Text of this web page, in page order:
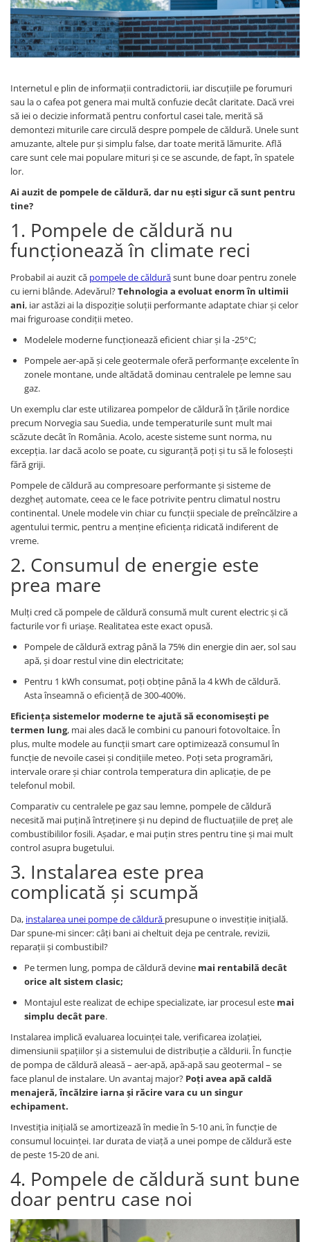
Internetul e plin de informații contradictorii, iar discuțiile pe forumuri
sau la o cafea pot genera mai multă confuzie decât claritate. Dacă vrei
să iei o decizie informată pentru confortul casei tale, merită să
demontezi miturile care circulă despre pompele de căldură. Unele sunt
amuzante, altele pur și simplu false, dar toate merită lămurite. Află
care sunt cele mai populare mituri și ce se ascunde, de fapt, în spatele
lor.
Ai auzit de pompele de căldură, dar nu ești sigur că sunt pentru
tine?
1. Pompele de căldură nu
funcționează în climate reci
Probabil ai auzit că pompele de căldurăsunt bune doar pentru zonele
cu ierni blânde. Adevărul?Tehnologia a evoluat enorm în ultimii
ani, iar astăzi ai la dispoziție soluții performante adaptate chiar și celor
mai friguroase condiții meteo.
Modelele moderne funcționează eficient chiar și la -25°C;
Pompele aer-apă și cele geotermale oferă performanțe excelente în
zonele montane, unde altădată dominau centralele pe lemne sau
gaz.
Un exemplu clar este utilizarea pompelor de căldură în țările nordice
precum Norvegia sau Suedia, unde temperaturile sunt mult mai
scăzute decât în România. Acolo, aceste sisteme sunt norma, nu
excepția. Iar dacă acolo se poate, cu siguranță poți și tu să le folosești
fără griji.
Pompele de căldură au compresoare performante și sisteme de
dezgheț automate, ceea ce le face potrivite pentru climatul nostru
continental. Unele modele vin chiar cu funcții speciale de preîncălzire a
agentului termic, pentru a menține eficiența ridicată indiferent de
vreme.
2. Consumul de energie este
prea mare
Mulți cred că pompele de căldură consumă mult curent electric și că
facturile vor fi uriașe. Realitatea este exact opusă.
Pompele de căldură extrag până la 75% din energie din aer, sol sau
apă, și doar restul vine din electricitate;
Pentru 1 kWh consumat, poți obține până la 4 kWh de căldură.
Asta înseamnă o eficiență de 300-400%.
Eficiența sistemelor moderne te ajută să economisești pe
termen lung, mai ales dacă le combini cu panouri fotovoltaice. În
plus, multe modele au funcții smart care optimizează consumul în
funcție de nevoile casei și condițiile meteo. Poți seta programări,
intervale orare și chiar controla temperatura din aplicație, de pe
telefonul mobil.
Comparativ cu centralele pe gaz sau lemne, pompele de căldură
necesită mai puțină întreținere și nu depind de fluctuațiile de preț ale
combustibililor fosili. Așadar, e mai puțin stres pentru tine și mai mult
control asupra bugetului.
3. Instalarea este prea
complicată și scumpă
Da, instalarea unei pompe de căldură presupune o investiție inițială.
Dar spune-mi sincer: câți bani ai cheltuit deja pe centrale, revizii,
reparații și combustibil?
Pe termen lung, pompa de căldură devine mai rentabilă decât
orice alt sistem clasic;
Montajul este realizat de echipe specializate, iar procesul este mai
simplu decât pare.
Instalarea implică evaluarea locuinței tale, verificarea izolației,
dimensiunii spațiilor și a sistemului de distribuție a căldurii. În funcție
de pompa de căldură aleasă – aer-apă, apă-apă sau geotermal – se
face planul de instalare. Un avantaj major? Poți avea apă caldă
menajeră, încălzire iarna și răcire vara cu un singur
echipament.
Investiția inițială se amortizează în medie în 5-10 ani, în funcție de
consumul locuinței. Iar durata de viață a unei pompe de căldură este
de peste 15-20 de ani.
4. Pompele de căldură sunt bune
doar pentru case noi